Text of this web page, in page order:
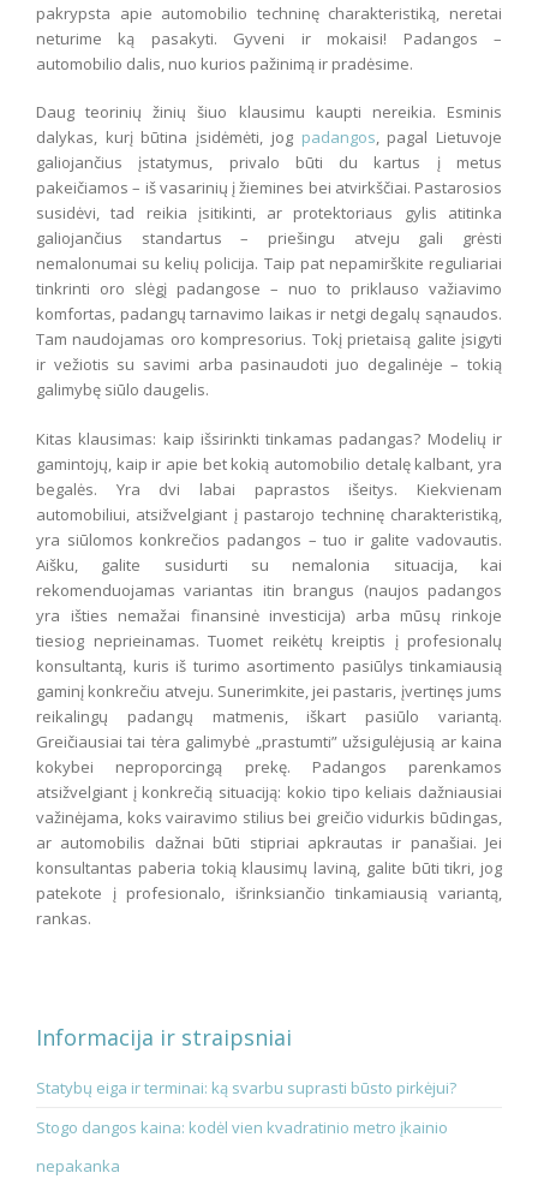
pakrypsta apie automobilio techninę charakteristiką, neretai
neturime ką pasakyti. Gyveni ir mokaisi! Padangos –
automobilio dalis, nuo kurios pažinimą ir pradėsime.
Daug teorinių žinių šiuo klausimu kaupti nereikia. Esminis
dalykas, kurį būtina įsidėmėti, jog padangos, pagal Lietuvoje
galiojančius įstatymus, privalo būti du kartus į metus
pakeičiamos – iš vasarinių į žiemines bei atvirkščiai. Pastarosios
susidėvi, tad reikia įsitikinti, ar protektoriaus gylis atitinka
galiojančius standartus – priešingu atveju gali grėsti
nemalonumai su kelių policija. Taip pat nepamirškite reguliariai
tinkrinti oro slėgį padangose – nuo to priklauso važiavimo
komfortas, padangų tarnavimo laikas ir netgi degalų sąnaudos.
Tam naudojamas oro kompresorius. Tokį prietaisą galite įsigyti
ir vežiotis su savimi arba pasinaudoti juo degalinėje – tokią
galimybę siūlo daugelis.
Kitas klausimas: kaip išsirinkti tinkamas padangas? Modelių ir
gamintojų, kaip ir apie bet kokią automobilio detalę kalbant, yra
begalės. Yra dvi labai paprastos išeitys. Kiekvienam
automobiliui, atsižvelgiant į pastarojo techninę charakteristiką,
yra siūlomos konkrečios padangos – tuo ir galite vadovautis.
Aišku, galite susidurti su nemalonia situacija, kai
rekomenduojamas variantas itin brangus (naujos padangos
yra išties nemažai finansinė investicija) arba mūsų rinkoje
tiesiog neprieinamas. Tuomet reikėtų kreiptis į profesionalų
konsultantą, kuris iš turimo asortimento pasiūlys tinkamiausią
gaminį konkrečiu atveju. Sunerimkite, jei pastaris, įvertinęs jums
reikalingų padangų matmenis, iškart pasiūlo variantą.
Greičiausiai tai tėra galimybė „prastumti” užsigulėjusią ar kaina
kokybei neproporcingą prekę. Padangos parenkamos
atsižvelgiant į konkrečią situaciją: kokio tipo keliais dažniausiai
važinėjama, koks vairavimo stilius bei greičio vidurkis būdingas,
ar automobilis dažnai būti stipriai apkrautas ir panašiai. Jei
konsultantas paberia tokią klausimų laviną, galite būti tikri, jog
patekote į profesionalo, išrinksiančio tinkamiausią variantą,
rankas.
Informacija ir straipsniai
Statybų eiga ir terminai: ką svarbu suprasti būsto pirkėjui?
Stogo dangos kaina: kodėl vien kvadratinio metro įkainio
nepakanka